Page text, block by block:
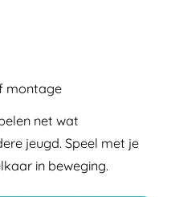
montage
net wat
jeugd. Speel met je
in beweging.